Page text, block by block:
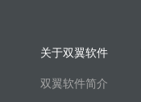
关于双翼软件
双翼软件简介